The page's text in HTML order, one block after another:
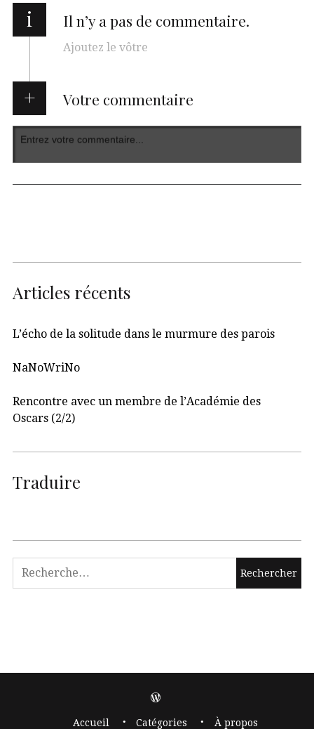
i Il n’y a pas de commentaire.
Ajoutez le vôtre
Votre commentaire
Articles récents
L’écho de la solitude dans le murmure des parois
NaNoWriNo
Rencontre avec un membre de l’Académie des
Oscars (2/2)
Traduire
Accueil Catégories À propos